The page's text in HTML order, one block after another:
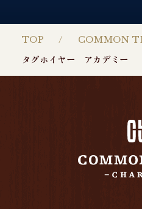
TOP
COMMON
タグホイヤー アカデミー